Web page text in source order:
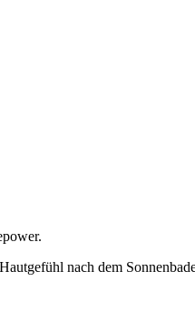
nach dem